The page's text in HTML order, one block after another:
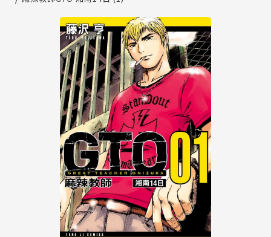
查詢
【公告】因 Readmoo 讀墨系統維護中，本站同步暫
停部分閱讀服務